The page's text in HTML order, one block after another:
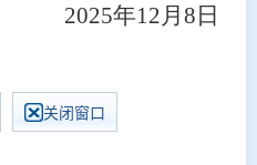
2025年12月8日
关闭窗口